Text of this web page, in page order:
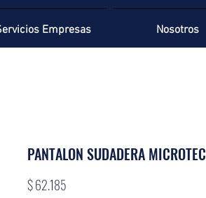
Empresas Nosotros
PANTALON SUDADERA MICROTEC
$ 62.185